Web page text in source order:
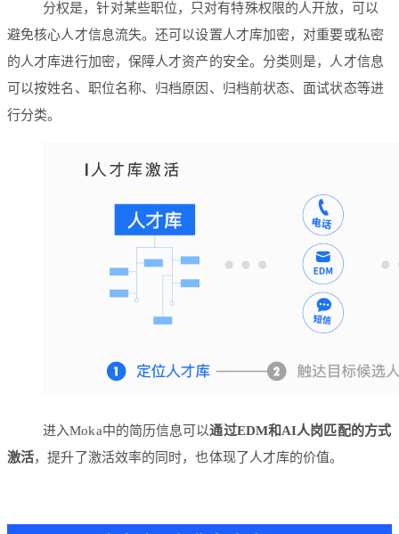
分权是，针对某些职位，只对有特殊权限的人开放，可以
避免核心人才信息流失。还可以设置人才库加密，对重要或私密
的人才库进行加密，保障人才资产的安全。分类则是，人才信息
可以按姓名、职位名称、归档原因、归档前状态、面试状态等进
行分类。
进入Moka中的简历信息可以通过EDM和AI人岗匹配的方式
激活，提升了激活效率的同时，也体现了人才库的价值。